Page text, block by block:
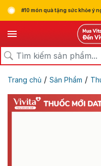
#10 món quà tặng sức khỏe ý
Trang chủ / Sản Phẩm /